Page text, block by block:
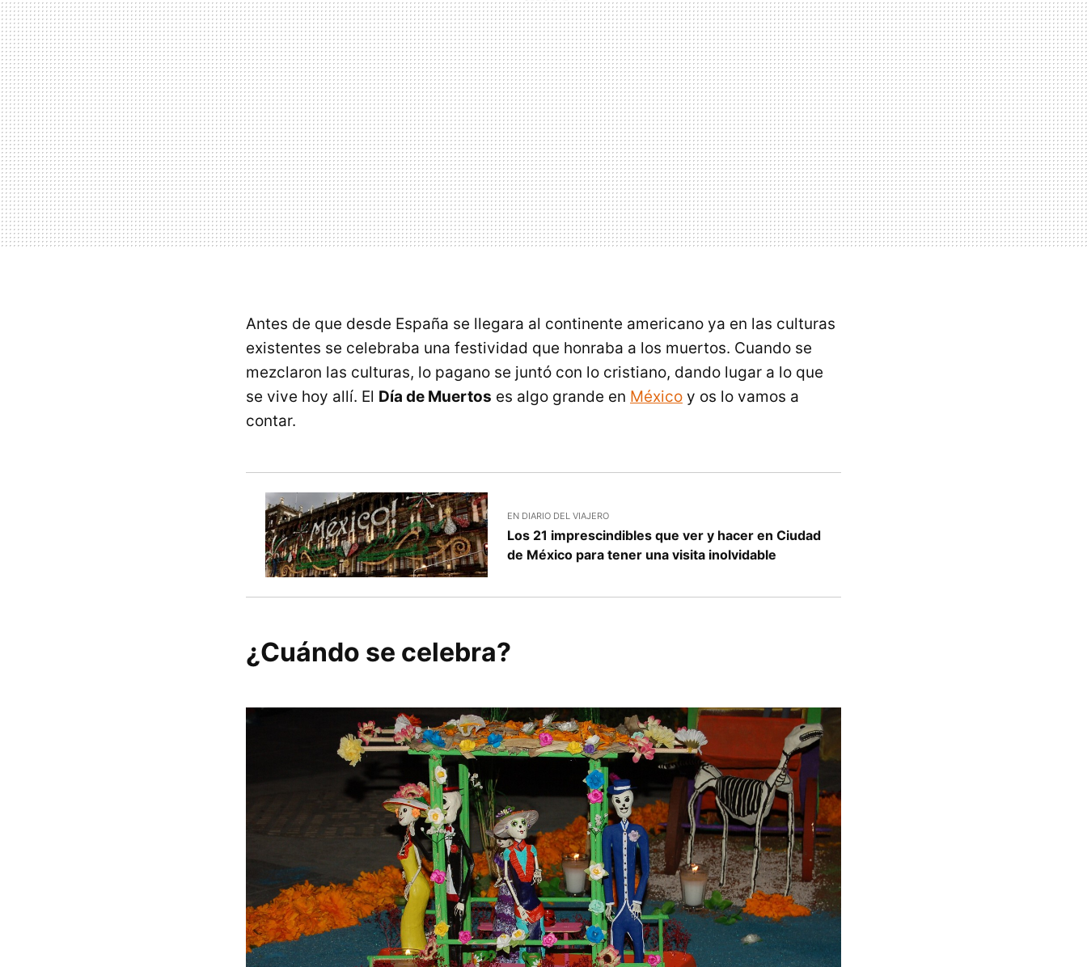
Antes de que desde España se llegara al continente americano ya en las culturas
existentes se celebraba una festividad que honraba a los muertos. Cuando se
mezclaron las culturas, lo pagano se juntó con lo cristiano, dando lugar a lo que
se vive hoy allí. El Día de Muertos es algo grande en México y os lo vamos a
contar.
EN DIARIO DEL VIAJERO
Los 21 imprescindibles que ver y hacer en Ciudad
de México para tener una visita inolvidable
¿Cuándo se celebra?